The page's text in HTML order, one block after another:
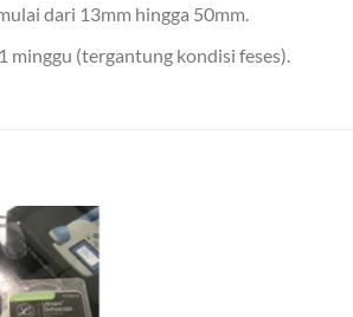
dari 13mm hingga 50mm.
(tergantung kondisi feses).